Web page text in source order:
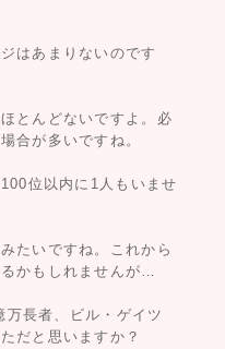
はあまりないのです
とんどないですよ。必
合が多いですね。
位以内に1人もいませ
たいですね。これから
かもしれませんが…
長者、ビル・ゲイツ
だと思いますか？